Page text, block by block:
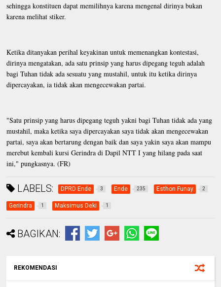
sehingga konstituen dapat memilihnya karena mengenal dirinya bukan
karena melihat stiker.
Ketika ditanyakan perihal keyakinan untuk memenangkan kontestasi,
dirinya mengatakan, ada satu prinsip yang harus dipegang teguh adalah
bagi Tuhan tidak ada sesuatu yang mustahil, untuk itu ketika dirinya
dipercayakan, ia tidak akan mengecewakan partai.
"Satu prinsip yang harus dipegang teguh yakni bagi Tuhan tidak ada yang
mustahil, maka ketika saya dipercayakan saya tidak akan mengecewakan
partai, saya akan bertarung dengan baik dan saya yakin saya akan mampu
merebut kembali kursi Gerindra di Dapil NTT I yang hilang pada saat
ini," pungkasnya. (FR)
LABELS: DPRD Ende 3 Ende 235 Esthon Funay 2
Gerindra 1 Maksimus Deki 1
BAGIKAN:
REKOMENDASI